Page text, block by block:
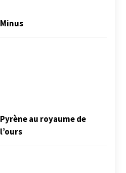
Minus
Pyrène au royaume de
l’ours